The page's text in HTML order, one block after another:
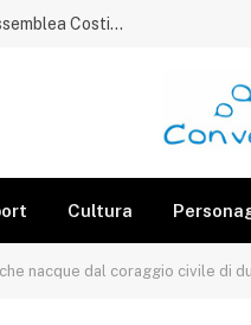
Gorga ricorda Raffaele Lettieri, protagonista dell’Assemblea Costituente
Cultura
nacque dal coraggio civile di